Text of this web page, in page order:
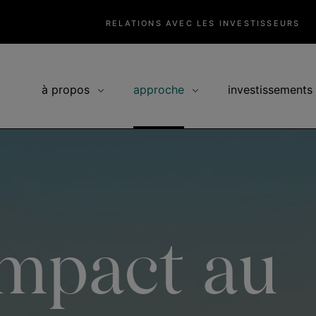
RELATIONS AVEC LES INVESTISSEURS
à propos approche investissements
au